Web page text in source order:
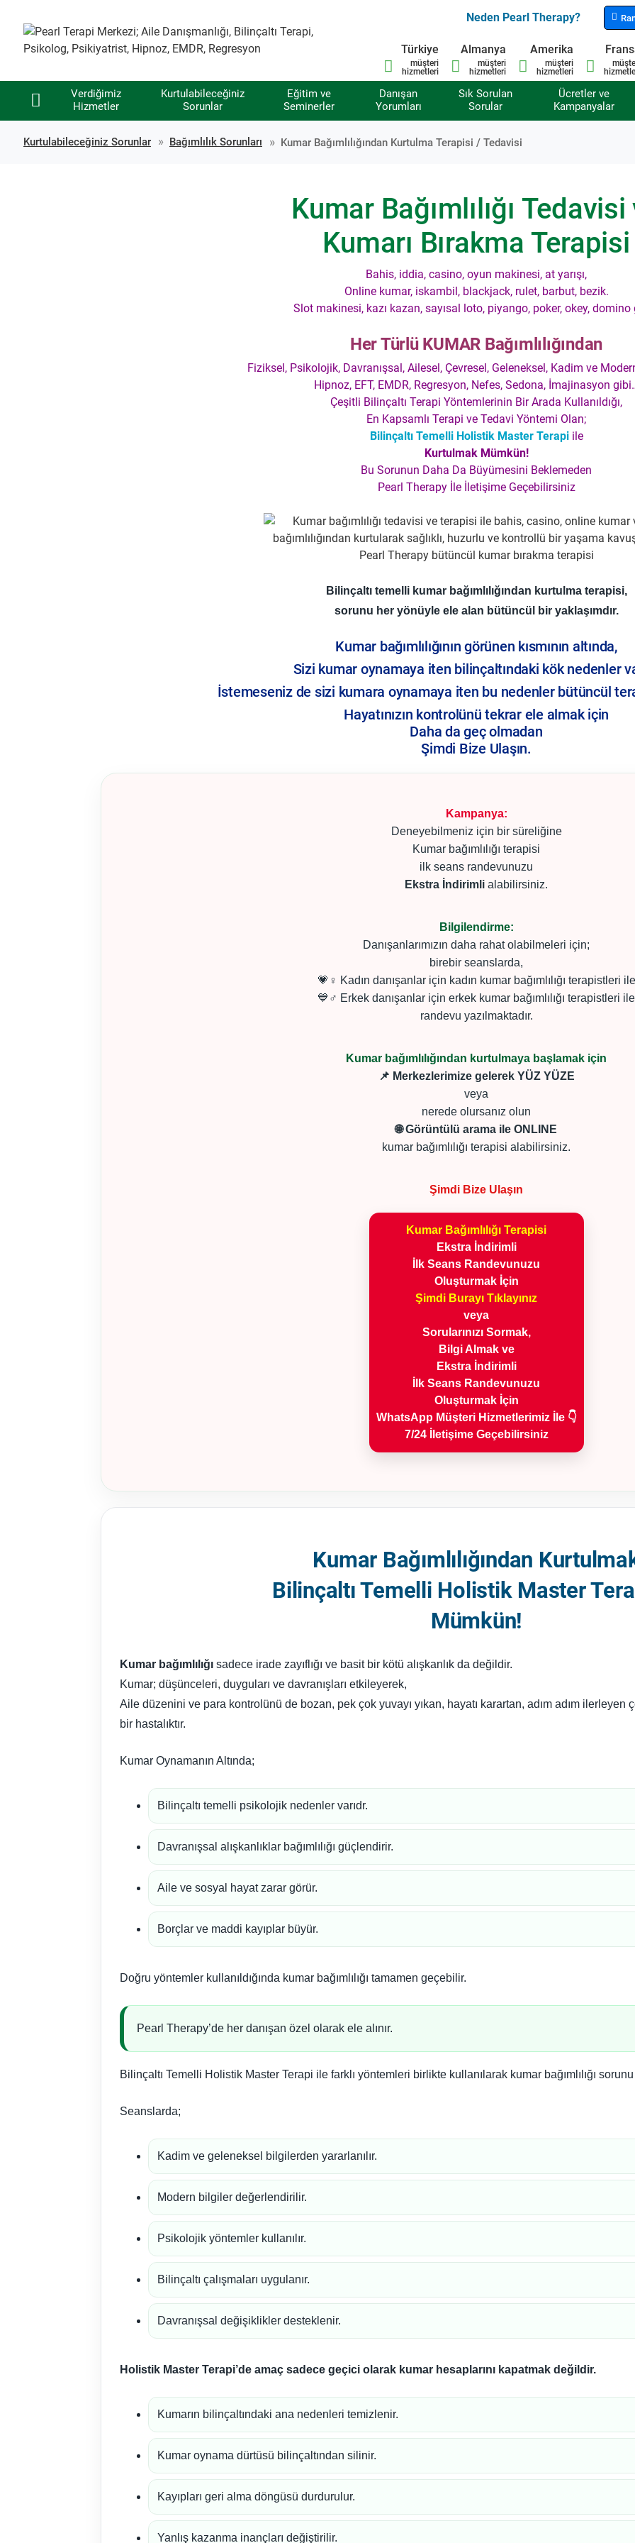
Neden Pearl Therapy?
Türkiye
müşteri
hizmetleri
Almanya
müşteri
hizmetleri
Amerika
müşteri
hizmetleri
Verdiğimiz
Hizmetler
Kurtulabileceğiniz
Sorunlar
Eğitim ve
Seminerler
Danışan
Yorumları
Sık Sorulan
Sorular
Ücretler ve
Kampanyalar
Kurtulabileceğiniz Sorunlar Bağımlılık Sorunları Kumar Bağımlılığından Kurtulma Terapisi / Tedavisi
Kumar Bağımlılığı Tedavisi
Kumarı Bırakma Terapisi
Bahis, iddia, casino, oyun makinesi, at yarışı,
Online kumar, iskambil, blackjack, rulet, barbut, bezik.
Slot makinesi, kazı kazan, sayısal loto, piyango, poker, okey,
Her Türlü KUMAR Bağımlılığından
Fiziksel, Psikolojik, Davranışsal, Ailesel, Çevresel, Geleneksel, Kadim ve
Hipnoz, EFT, EMDR, Regresyon, Nefes, Sedona, İmajinasyon
Çeşitli Bilinçaltı Terapi Yöntemlerinin Bir Arada Kullanıldığı,
En Kapsamlı Terapi ve Tedavi Yöntemi Olan;
Bilinçaltı Temelli Holistik Master Terapiile
Kurtulmak Mümkün!
Bu Sorunun Daha Da Büyümesini Beklemeden
Pearl Therapy İle İletişime Geçebilirsiniz
Bilinçaltı temelli kumar bağımlılığından kurtulma terapisi,
sorunu her yönüyle ele alan bütüncül bir yaklaşımdır.
Kumar bağımlılığının görünen kısmının altında,
Sizi kumar oynamaya iten bilinçaltındaki kök nedenler
İstemeseniz de sizi kumara oynamaya iten bu nedenler bütüncül
Hayatınızın kontrolünü tekrar ele almak için
Daha da geç olmadan
Şimdi Bize Ulaşın.
Kampanya:
Deneyebilmeniz için bir süreliğine
Kumar bağımlılığı terapisi
ilk seans randevunuzu
Ekstra İndirimli alabilirsiniz.
Bilgilendirme:
Danışanlarımızın daha rahat olabilmeleri için;
birebir seanslarda,
💗♀ Kadın danışanlar için kadın kumar bağımlılığı terapistleri ile
💙♂ Erkek danışanlar için erkek kumar bağımlılığı terapistleri ile
randevu yazılmaktadır.
Kumar bağımlılığından kurtulmaya başlamak için
📌 Merkezlerimize gelerek YÜZ YÜZE
veya
nerede olursanız olun
🌐 Görüntülü arama ile ONLINE
kumar bağımlılığı terapisi alabilirsiniz.
Şimdi Bize Ulaşın
Kumar Bağımlılığı Terapisi
Ekstra İndirimli
İlk Seans Randevunuzu
Oluşturmak İçin
Şimdi Burayı Tıklayınız
veya
Sorularınızı Sormak,
Bilgi Almak ve
Ekstra İndirimli
İlk Seans Randevunuzu
Oluşturmak İçin
WhatsApp Müşteri Hizmetlerimiz İle 👇
7/24 İletişime Geçebilirsiniz
Kumar Bağımlılığından
Bilinçaltı Temelli Holistik Master
Mümkün!
Kumar bağımlılığı sadece irade zayıflığı ve basit bir kötü alışkanlık da değildir.
Kumar; düşünceleri, duyguları ve davranışları etkileyerek,
Aile düzenini ve para kontrolünü de bozan, pek çok yuvayı yıkan, hayatı karartan, adım adım
bir hastalıktır.
Kumar Oynamanın Altında;
Bilinçaltı temelli psikolojik nedenler varıdr.
Davranışsal alışkanlıklar bağımlılığı güçlendirir.
Aile ve sosyal hayat zarar görür.
Borçlar ve maddi kayıplar büyür.
Doğru yöntemler kullanıldığında kumar bağımlılığı tamamen geçebilir.
Pearl Therapy’de her danışan özel olarak ele alınır.
Bilinçaltı Temelli Holistik Master Terapi ile farklı yöntemleri birlikte kullanılarak kumar bağımlılığı
Seanslarda;
Kadim ve geleneksel bilgilerden yararlanılır.
Modern bilgiler değerlendirilir.
Psikolojik yöntemler kullanılır.
Bilinçaltı çalışmaları uygulanır.
Davranışsal değişiklikler desteklenir.
Holistik Master Terapi’de amaç sadece geçici olarak kumar hesaplarını kapatmak değildir.
Kumarın bilinçaltındaki ana nedenleri temizlenir.
Kumar oynama dürtüsü bilinçaltından silinir.
Kayıpları geri alma döngüsü durdurulur.
Yanlış kazanma inançları değiştirilir.